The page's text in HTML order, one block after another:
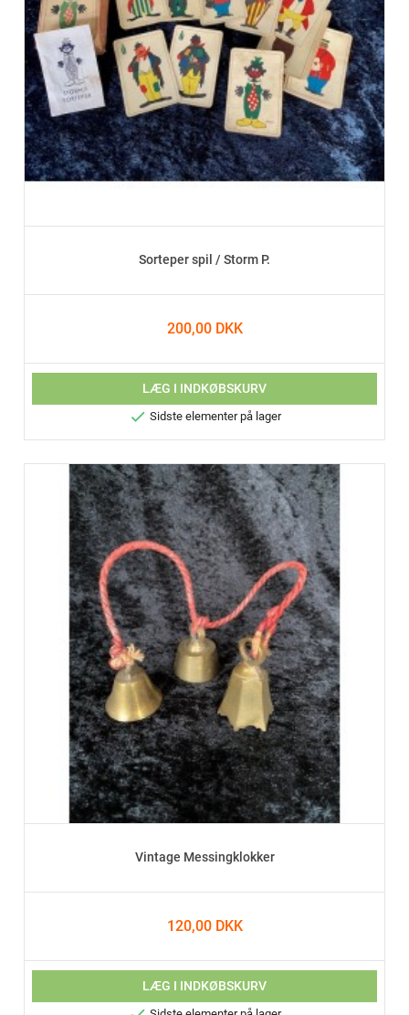
Sorteper spil / Storm P.
200,00 DKK
LÆG I INDKØBSKURV
 Sidste elementer på lager
Vintage Messingklokker
120,00 DKK
LÆG I INDKØBSKURV